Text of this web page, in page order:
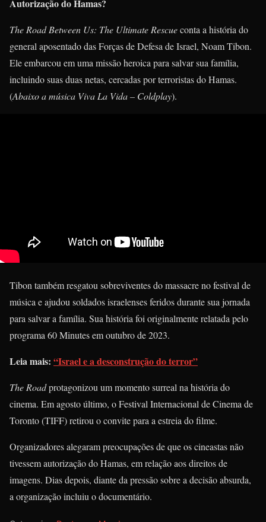
Autorização do Hamas?
The Road Between Us: The Ultimate Rescueconta a história do
general aposentado das Forças de Defesa de Israel, Noam Tibon.
Ele embarcou em uma missão heroica para salvar sua família,
incluindo suas duas netas, cercadas por terroristas do Hamas.
(Abaixo a música Viva La Vida – Coldplay).
Tibon também resgatou sobreviventes do massacre no festival de
música e ajudou soldados israelenses feridos durante sua jornada
para salvar a família. Sua história foi originalmente relatada pelo
programa 60 Minutes em outubro de 2023.
Leia mais: “Israel e a desconstrução do terror”
The Roadprotagonizou um momento surreal na história do
cinema. Em agosto último, o Festival Internacional de Cinema de
Toronto (TIFF) retirou o convite para a estreia do filme.
Organizadores alegaram preocupações de que os cineastas não
tivessem autorização do Hamas, em relação aos direitos de
imagens. Dias depois, diante da pressão sobre a decisão absurda,
a organização incluiu o documentário.